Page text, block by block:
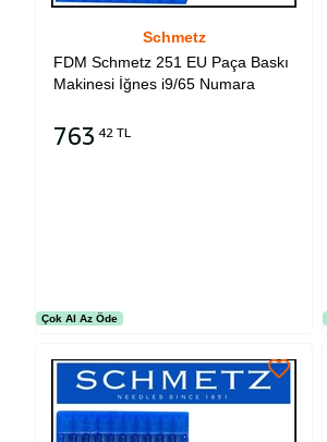
Schmetz
FDM Schmetz 251 EU Paça Baskı
Makinesi İğnes i9/65 Numara
763 42 TL
Çok Al Az Öde